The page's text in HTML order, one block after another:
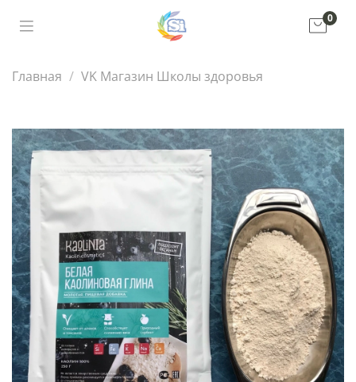
0
Главная VK Магазин Школы здоровья